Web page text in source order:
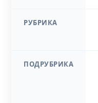
РУБРИКА
ПОДРУБРИКА